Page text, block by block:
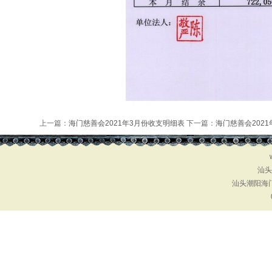
上一篇： 海门慈善会2021年3月份收支明细表 下一篇： 海门慈善会2021
汕
汕头潮阳海